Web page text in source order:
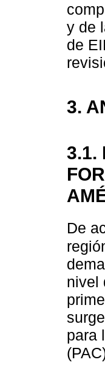
y de
de
3.
3.1.
De
nivel
para